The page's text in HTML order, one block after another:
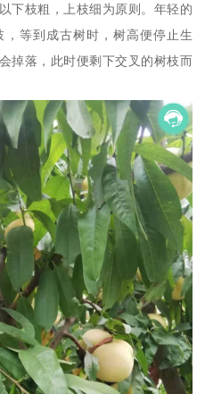
下枝粗，上枝细为原则。年轻的
等到成古树时，树高便停止生
掉落，此时便剩下交叉的树枝而